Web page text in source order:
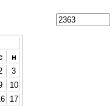
н
3
10
17